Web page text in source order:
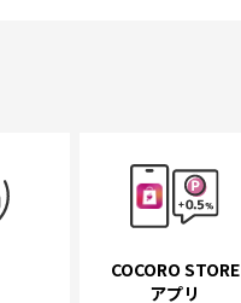
COCORO STORE
アプリ